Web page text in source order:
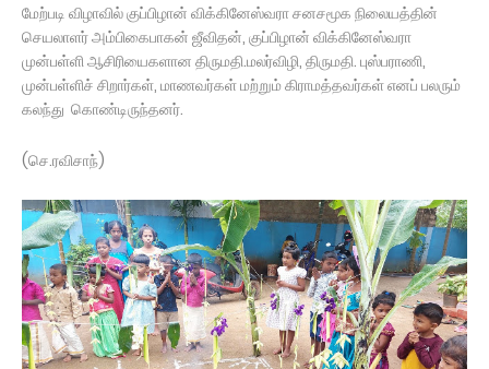
மேற்படி விழாவில் குப்பிழான் விக்கினேஸ்வரா சனசமூக நிலையத்தின்
செயலாளர் அம்பிகைபாகன் ஜீவிதன், குப்பிழான் விக்கினேஸ்வரா
முன்பள்ளி ஆசிரியைகளான திருமதி.மலர்விழி, திருமதி. புஸ்பராணி,
முன்பள்ளிச் சிறார்கள், மாணவர்கள் மற்றும் கிராமத்தவர்கள் எனப் பலரும்
கலந்து கொண்டிருந்தனர்.
(செ.ரவிசாந்)